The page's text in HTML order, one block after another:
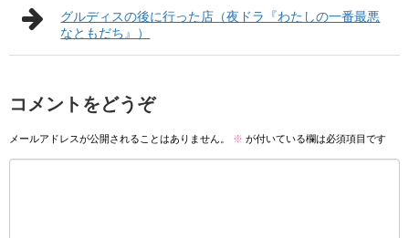
グルディスの後に行った店（夜ドラ『わたしの一番最悪
なともだち』）
コメントをどうぞ
メールアドレスが公開されることはありません。 ※ が付いている欄は必須項目です